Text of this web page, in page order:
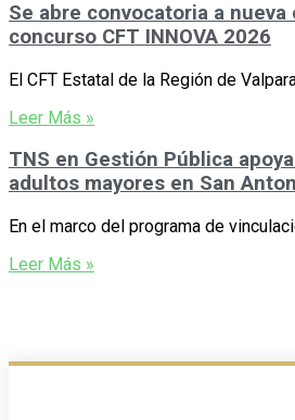
Se abre convocatoria a nueva
concurso CFT INNOVA 2026
El CFT Estatal de la Región de
Leer Más »
TNS en Gestión Pública
adultos mayores en San
En el marco del programa de
Leer Más »